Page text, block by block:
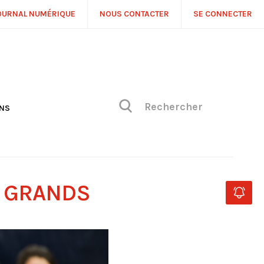
NUMÉRIQUE NOUS CONTACTER SE CONNECTER